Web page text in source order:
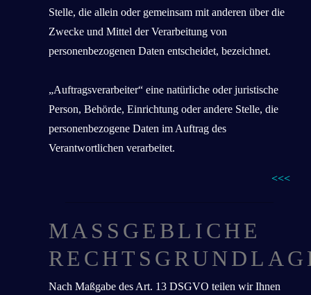
Stelle, die allein oder gemeinsam mit anderen über die
Zwecke und Mittel der Verarbeitung von
personenbezogenen Daten entscheidet, bezeichnet.
„Auftragsverarbeiter“ eine natürliche oder juristische
Person, Behörde, Einrichtung oder andere Stelle, die
personenbezogene Daten im Auftrag des
Verantwortlichen verarbeitet.
<<<
MASSGEBLICHE R
Nach Maßgabe des Art. 13 DSGVO teilen wir Ihnen